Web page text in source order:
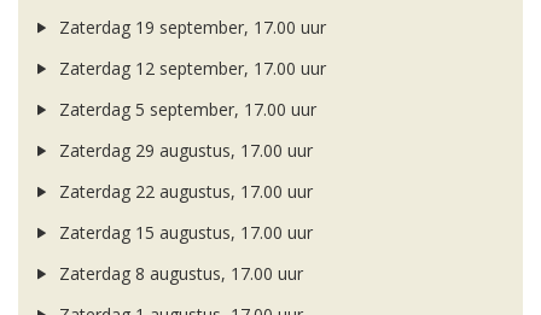
Zaterdag 19 september, 17.00 uur
Zaterdag 12 september, 17.00 uur
Zaterdag 5 september, 17.00 uur
Zaterdag 29 augustus, 17.00 uur
Zaterdag 22 augustus, 17.00 uur
Zaterdag 15 augustus, 17.00 uur
Zaterdag 8 augustus, 17.00 uur